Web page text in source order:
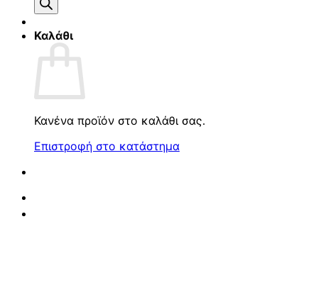
Καλάθι
Κανένα προϊόν στο καλάθι σας.
Επιστροφή στο κατάστημα